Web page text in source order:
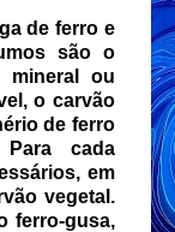
de ferro e
são o
mineral ou
o carvão
de ferro
cada
em
vegetal.
ferro-gusa,